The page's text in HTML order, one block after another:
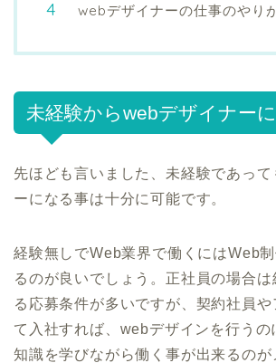
webデザイナーの仕事のやり
未経験からwebデザイナー
先ほども言いました、未経験であっ
ーになる事は十分に可能です。
経験無しでWeb業界で働くにはWeb
るのが良いでしょう。正社員の場合は
る応募条件が多いですが、契約社員や
て入社すれば、webデザインを行うの
知識を学びながら働く事が出来るのが